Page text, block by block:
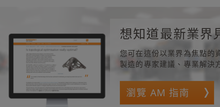
想知道最新業界
您可在這份以業界為焦點的
製造的專家建議、專業解決
瀏覽 AM 指南